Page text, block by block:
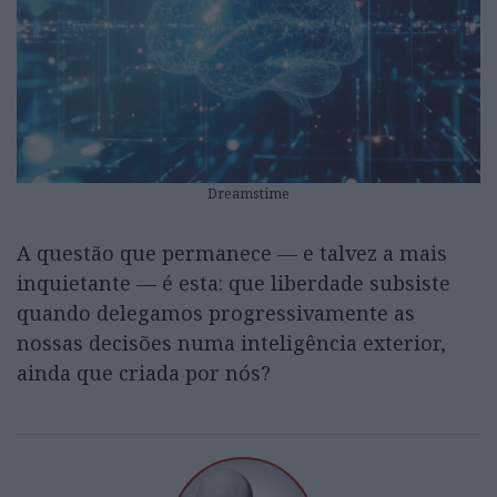
Dreamstime
A questão que permanece — e talvez a mais
inquietante — é esta: que liberdade subsiste
quando delegamos progressivamente as
nossas decisões numa inteligência exterior,
ainda que criada por nós?